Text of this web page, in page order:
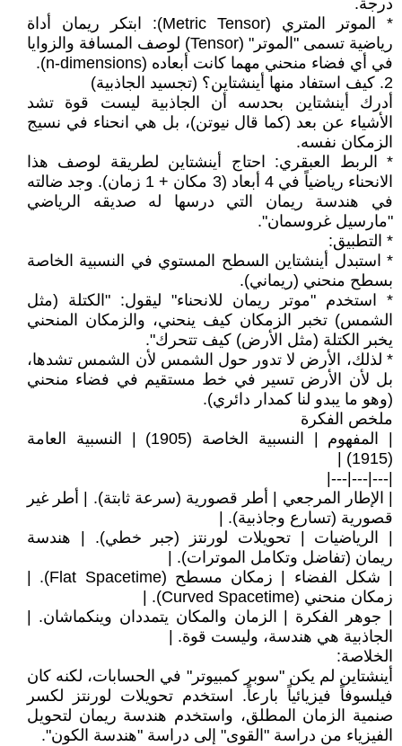
درجة.
* الموتر المتري (Metric Tensor): ابتكر ريمان أداة
رياضية تسمى "الموتر" (Tensor) لوصف المسافة والزوايا
في أي فضاء منحني مهما كانت أبعاده (n-dimensions).
2. كيف استفاد منها أينشتاين؟ (تجسيد الجاذبية)
أدرك أينشتاين بحدسه أن الجاذبية ليست قوة تشد
الأشياء عن بعد (كما قال نيوتن)، بل هي انحناء في نسيج
الزمكان نفسه.
* الربط العبقري: احتاج أينشتاين لطريقة لوصف هذا
الانحناء رياضياً في 4 أبعاد (3 مكان + 1 زمان). وجد ضالته
في هندسة ريمان التي درسها له صديقه الرياضي
"مارسيل غروسمان".
* التطبيق:
* استبدل أينشتاين السطح المستوي في النسبية الخاصة
بسطح منحني (ريماني).
* استخدم "موتر ريمان للانحناء" ليقول: "الكتلة (مثل
الشمس) تخبر الزمكان كيف ينحني، والزمكان المنحني
يخبر الكتلة (مثل الأرض) كيف تتحرك".
* لذلك، الأرض لا تدور حول الشمس لأن الشمس تشدها،
بل لأن الأرض تسير في خط مستقيم في فضاء منحني
(وهو ما يبدو لنا كمدار دائري).
ملخص الفكرة
| المفهوم | النسبية الخاصة (1905) | النسبية العامة
(1915) |
|---|---|---|
| الإطار المرجعي | أطر قصورية (سرعة ثابتة). | أطر غير
قصورية (تسارع وجاذبية). |
| الرياضيات | تحويلات لورنتز (جبر خطي). | هندسة
ريمان (تفاضل وتكامل الموترات). |
| شكل الفضاء | زمكان مسطح (Flat Spacetime). |
زمكان منحني (Curved Spacetime). |
| جوهر الفكرة | الزمان والمكان يتمددان وينكماشان. |
الجاذبية هي هندسة، وليست قوة. |
الخلاصة:
أينشتاين لم يكن "سوبر كمبيوتر" في الحسابات، لكنه كان
فيلسوفاً فيزيائياً بارعاً. استخدم تحويلات لورنتز لكسر
صنمية الزمان المطلق، واستخدم هندسة ريمان لتحويل
الفيزياء من دراسة "القوى" إلى دراسة "هندسة الكون".